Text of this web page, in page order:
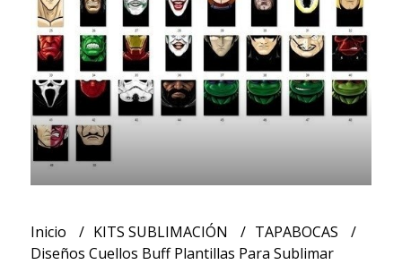
Inicio KITS SUBLIMACIÓN
TAPABOCAS
Diseños Cuellos Buff Plantillas Para Sublimar